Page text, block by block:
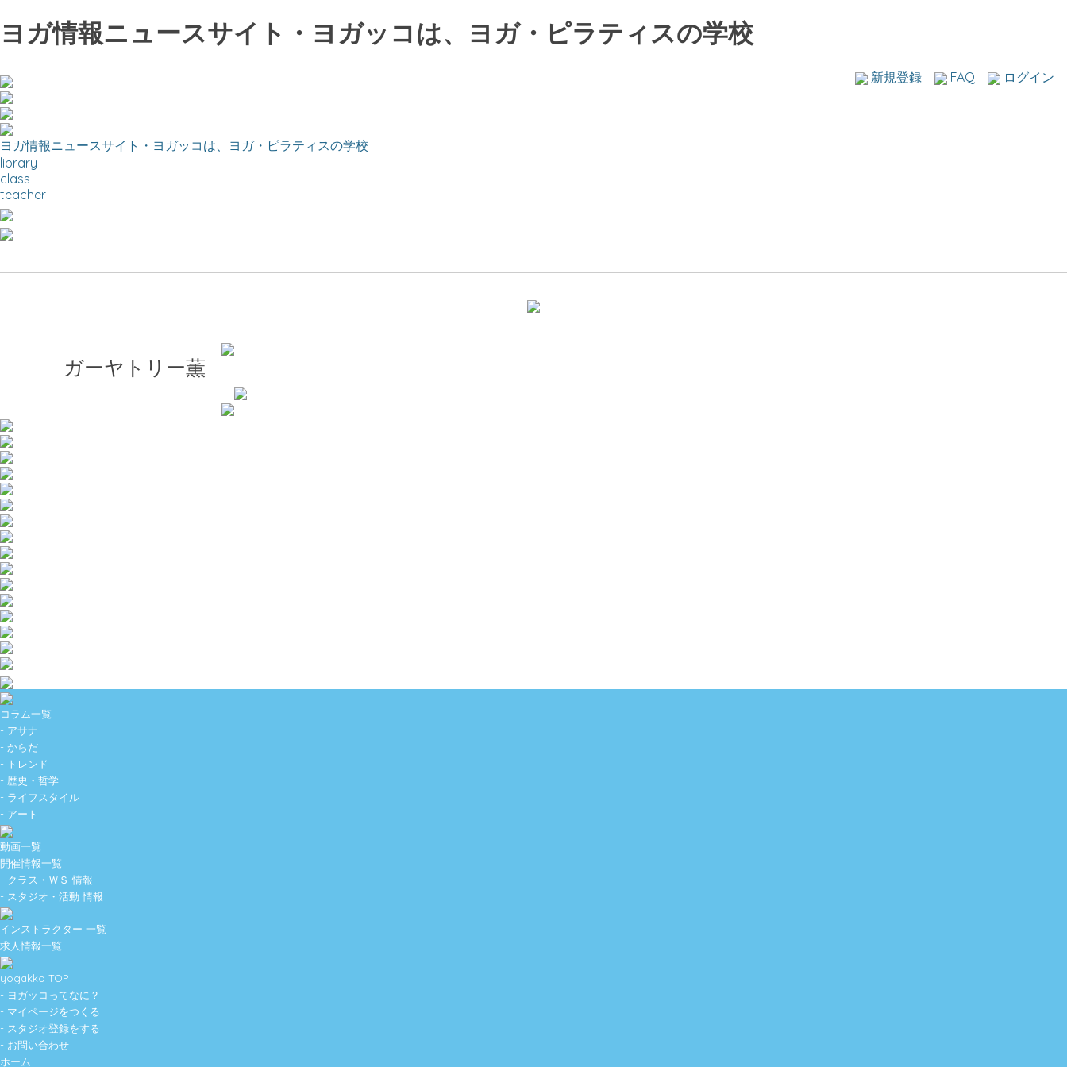
ヨガ情報ニュースサイト・ヨガッコは、ヨガ・ピラティスの学校
ログイン
FAQ
新規登録
ヨガ情報ニュースサイト・ヨガッコは、ヨガ・ピラティスの学校
library
class
teacher
ガーヤトリー薫
コラム一覧
- アサナ
- からだ
- トレンド
- 歴史・哲学
- ライフスタイル
- アート
動画一覧
開催情報一覧
- クラス・ＷＳ 情報
- スタジオ・活動 情報
インストラクター 一覧
求人情報一覧
yogakko TOP
- ヨガッコってなに？
- マイページをつくる
- スタジオ登録をする
- お問い合わせ
ホーム